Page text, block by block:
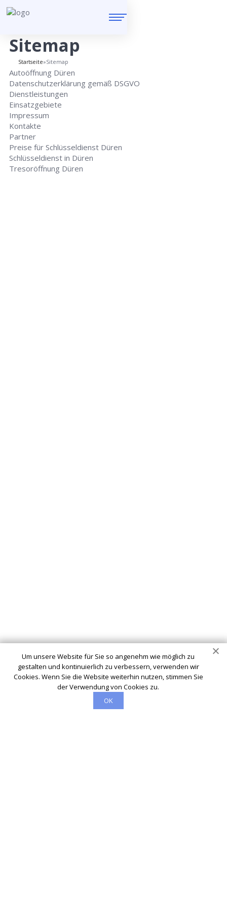
Sitemap
Startseite»Sitemap
Autoöffnung Düren
Datenschutzerklärung gemäß DSGVO
Dienstleistungen
Einsatzgebiete
Impressum
Kontakte
Partner
Preise für Schlüsseldienst Düren
Schlüsseldienst in Düren
Tresoröffnung Düren
Um unsere Website für Sie so angenehm wie möglich zu
gestalten und kontinuierlich zu verbessern, verwenden wir
Cookies. Wenn Sie die Website weiterhin nutzen, stimmen Sie
der Verwendung von Cookies zu.
OK